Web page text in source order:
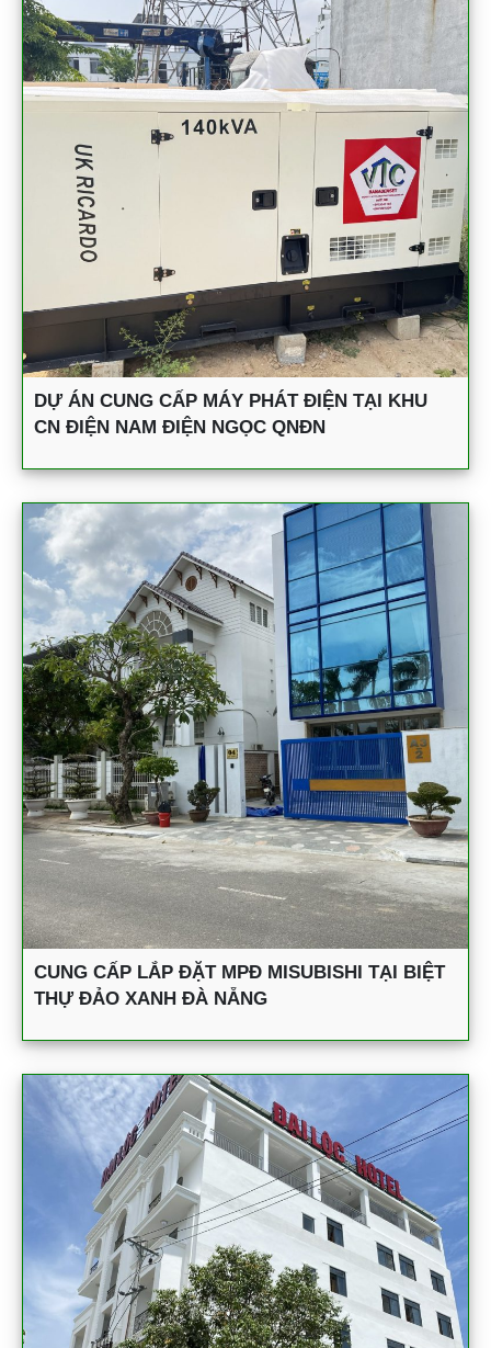
DỰ ÁN CUNG CẤP MÁY PHÁT ĐIỆN TẠI KHU
CN ĐIỆN NAM ĐIỆN NGỌC QNĐN
CUNG CẤP LẮP ĐẶT MPĐ MISUBISHI TẠI BIỆT
THỰ ĐẢO XANH ĐÀ NẴNG